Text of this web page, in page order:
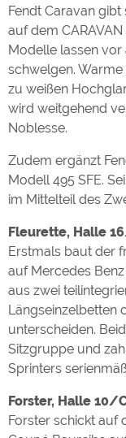
Fendt Caravan
auf dem CARAVAN
Modelle lassen
schwelgen.
zu weißen
wird weitgehend
Noblesse.
Zudem ergänzt
Modell 495 SFE.
im Mittelteil des
Fleurette, Halle
Erstmals baut der
auf Mercedes
aus zwei
Längseinzelbetten
unterscheiden.
Sitzgruppe und
Sprinters
Forster, Halle 10/
Forster schickt auf